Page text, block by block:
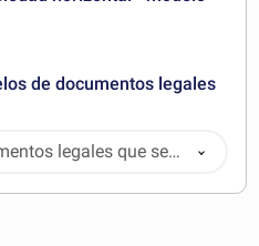
de documentos legales
legales que se